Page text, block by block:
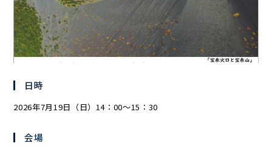
日時
2026年7月19日（日）14：00～15：30
会場